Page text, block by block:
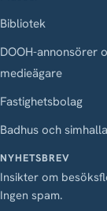
Bibliotek
DOOH-annonsörer
medieägare
Fastighetsbolag
Badhus och
NYHETSBREV
Insikter om
Ingen spam.